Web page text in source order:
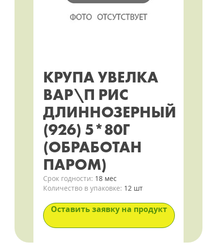
КРУПА УВЕЛКА
ВАР\П РИС
ДЛИННОЗЕРНЫЙ
(926) 5*80Г
(ОБРАБОТАН
ПАРОМ)
Срок годности: 18 мес
Количество в упаковке: 12 шт
Оставить заявку на продукт